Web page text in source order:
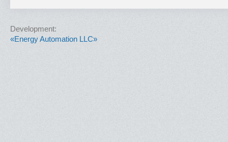
Development:
«Energy Automation LLC»